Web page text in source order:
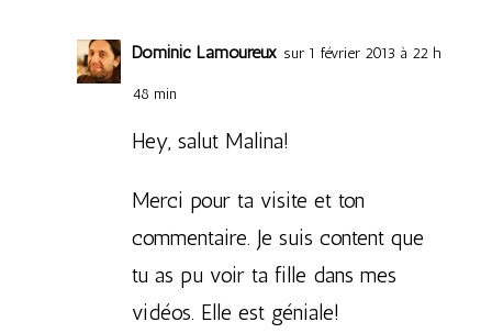
Dominic Lamoureux sur 1 février 2013 à 22 h
48 min
Hey, salut Malina!
Merci pour ta visite et ton
commentaire. Je suis content que
tu as pu voir ta fille dans mes
vidéos. Elle est géniale!